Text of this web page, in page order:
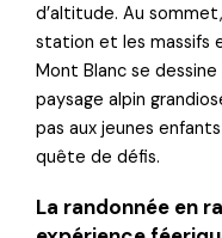
d’altitude. Au
station et les massifs
Mont Blanc se dessine
paysage alpin
pas aux jeunes
quête de défis.
La randonnée en